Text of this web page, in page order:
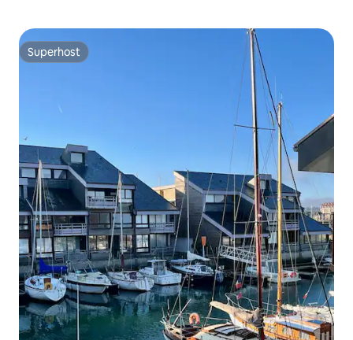
Superhost
Superhost